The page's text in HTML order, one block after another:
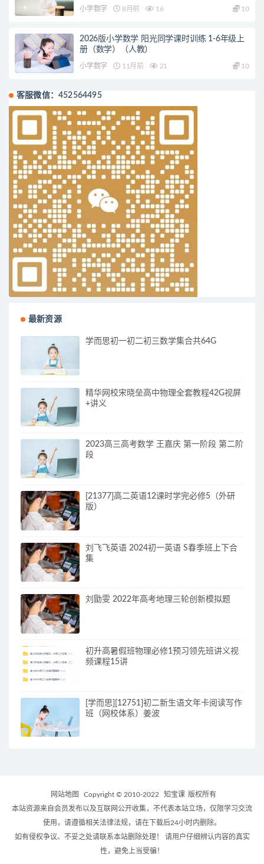
小学数字 8月前 16 10
2026版小学数学 阳光同学课时训练 1-6年级上
册（数学）（人教）
小学数字 11月前 21 10
客服微信：452564495
最新资源
学而思初一初二初三数学集合共64G
精华网校宋晓垒高中物理全套教程42G视屏
+讲义
2023高三高考数学 王嘉庆 第一阶段 第二阶
段
[21377]高二英语12课时学完必修5（外研
版）
刘飞飞英语 2024初一英语 S春季班上下合
集
刘勖雯 2022年高考地理三轮创新模拟题
初升高暑假班物理必修1预习领先班讲义视
频课程15讲
[学而思][12751]初二新生语文年卡阅读写作
班（网校体系）姜波
网站地图 Copyright © 2010-2022 知宝课 版权所有
本站资源来自会员发布以及互联网公开收集，不代表本站立场，仅限学习交流
使用，请遵循相关法律法规，请在下载后24小时内删除。
如有侵权争议、不妥之处请联系本站删除处理！ 请用户仔细辨认内容的真实
性，避免上当受骗！